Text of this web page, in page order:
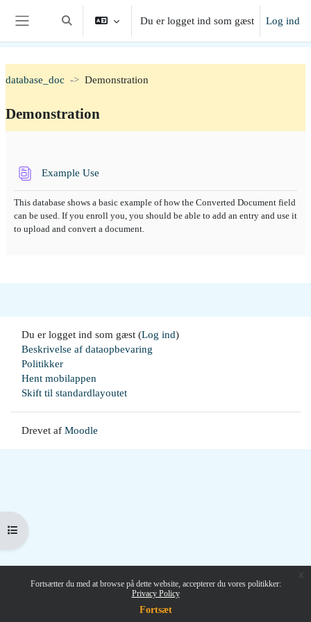
Gå til hovedindhold
Fortsætter du med at browse på dette website, accepterer du vores politikker:
Privacy Policy
Fortsæt
Skift søgeindput
Du er logget ind som gæst Log ind
Åbn kursusindeks
database_doc Demonstration
Demonstration
Example Use
This database shows a basic example of how the Converted Document field
can be used. If you enroll you, you should be able to add an entry and use it
to upload and convert a document.
Du er logget ind som gæst (Log ind)
Beskrivelse af dataopbevaring
Politikker
Hent mobilappen
Skift til standardlayoutet
Drevet af Moodle